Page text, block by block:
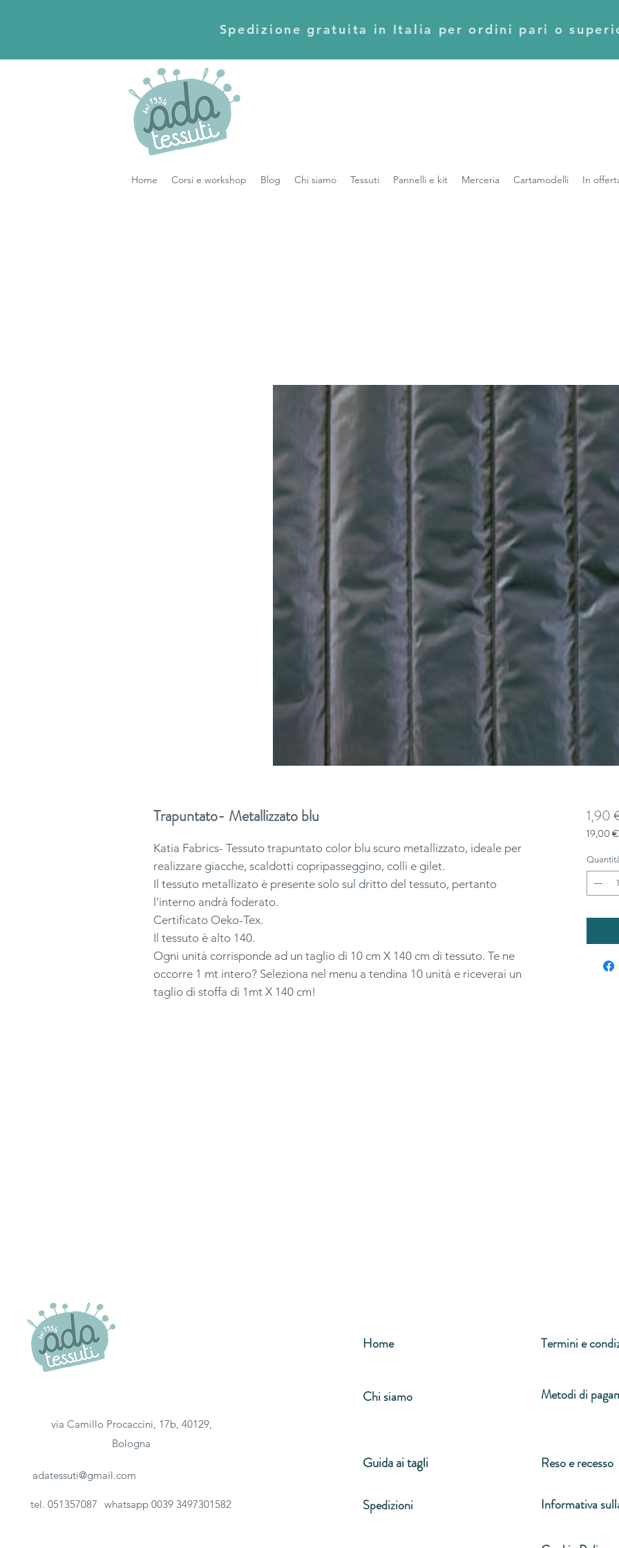
Spedizione gratuita in Italia per ordini pari o
Home Corsi e workshop Blog Chi siamo Tessuti Pannelli e kit Merceria Cartamodelli In
Trapuntato- Metallizzato blu
Katia Fabrics- Tessuto trapuntato color blu scuro metallizzato, ideale per
realizzare giacche, scaldotti copripasseggino, colli e gilet.
Il tessuto metallizato è presente solo sul dritto del tessuto, pertanto
l'interno andrà foderato.
Certificato Oeko-Tex.
Il tessuto è alto 140.
Ogni unità corrisponde ad un taglio di 10 cm X 140 cm di tessuto. Te ne
occorre 1 mt intero? Seleziona nel menu a tendina 10 unità e riceverai un
taglio di stoffa di 1mt X 140 cm!
1,90
19,00 €
ogni
1
Metro
Home
Chi siamo
Termini e
Metodi di
via Camillo Procaccini, 17b, 40129,
Bologna
adatessuti@gmail.com
tel. 051357087 whatsapp 0039 3497301582
Guida ai tagli Reso e recesso
Spedizioni Informativa